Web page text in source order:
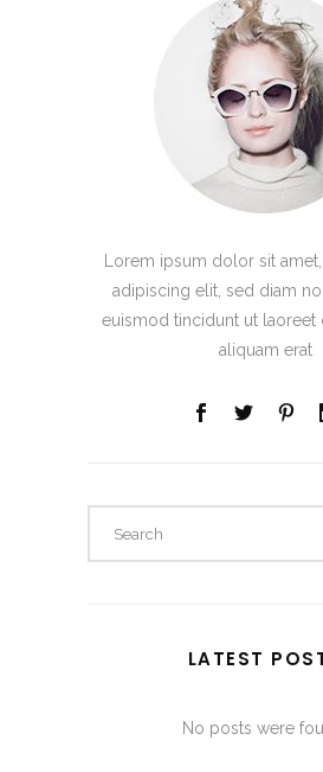
Lorem ipsum dolor sit
adipiscing elit, sed diam
euismod tincidunt ut laoreet
aliquam erat
LATEST
No posts were